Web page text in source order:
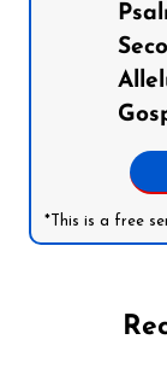
*This is a free